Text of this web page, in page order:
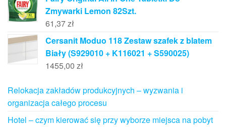
Zmywarki Lemon 82Szt.
61,37zł
Cersanit Moduo 118 Zestaw szafek z blatem
Biały (S929010 + K116021 + S590025)
1455,00 zł
Relokacja zakładów produkcyjnych – wyzwania i
organizacja całego procesu
Hotel – czym kierować się przy wyborze miejsca na pobyt